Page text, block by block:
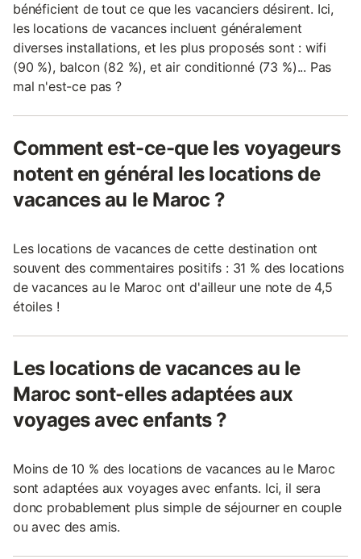
bénéficient de tout ce que les vacanciers désirent. Ici,
les locations de vacances incluent généralement
diverses installations, et les plus proposés sont : wifi
(90 %), balcon (82 %), et air conditionné (73 %)... Pas
mal n'est-ce pas ?
Comment est-ce-que les voyageurs
notent en général les locations de
vacances au le Maroc ?
Les locations de vacances de cette destination ont
souvent des commentaires positifs : 31 % des locations
de vacances au le Maroc ont d'ailleur une note de 4,5
étoiles !
Les locations de vacances au le
Maroc sont-elles adaptées aux
voyages avec enfants ?
Moins de 10 % des locations de vacances au le Maroc
sont adaptées aux voyages avec enfants. Ici, il sera
donc probablement plus simple de séjourner en couple
ou avec des amis.